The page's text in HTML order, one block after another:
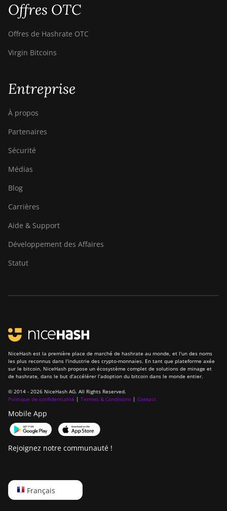
Offres OTC
Offres de Hashrate OTC
Virgin Bitcoins
Entreprise
À propos
Partenaires
Sécurité
Médias
Blog
Carrières
Aide & Support
Développement des Affaires
Statut
NiceHash est la première place de marché de hashrate au monde, et l'un des noms
les plus reconnus dans l'industrie des crypto-monnaies. En tant que plateforme axée
sur le bitcoin, NiceHash propose un écosystème complet de solutions de minage et
de hashrate, dans le but d’accélérer l’adoption du bitcoin dans le monde entier.
© 2014 - 2026 NiceHash AG. All Rights Reserved.
Politique de confidentialité | Termes & Conditions | Contact
Mobile App
Rejoignez notre communauté !
Français
English